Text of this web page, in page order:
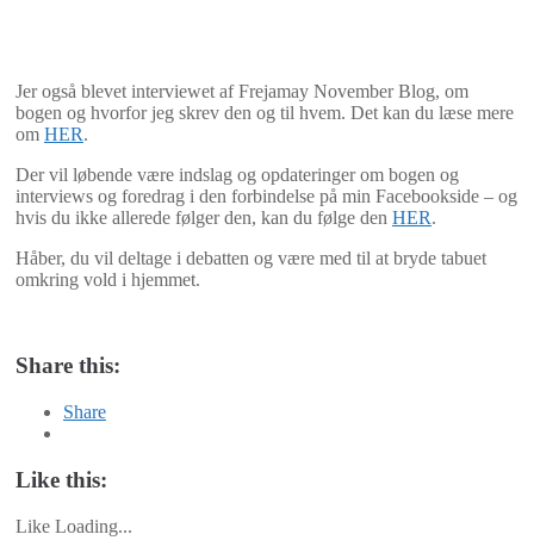
Jer også blevet interviewet af Frejamay November Blog, om
bogen og hvorfor jeg skrev den og til hvem. Det kan du læse mere
om HER.
Der vil løbende være indslag og opdateringer om bogen og
interviews og foredrag i den forbindelse på min Facebookside – og
hvis du ikke allerede følger den, kan du følge den HER.
Håber, du vil deltage i debatten og være med til at bryde tabuet
omkring vold i hjemmet.
Share this:
Share
Like this:
Like Loading...